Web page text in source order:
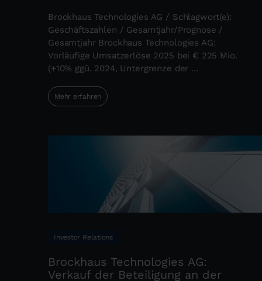
Brockhaus Technologies AG / Schlagwort(e):
Geschäftszahlen / Gesamtjahr/Prognose /
Gesamtjahr Brockhaus Technologies AG:
Vorläufige Umsatzerlöse 2025 bei € 225 Mio.
(+10% ggü. 2024, Untergrenze der ...
Mehr erfahren
Investor Relations
Brockhaus Technologies AG:
Verkauf der Beteiligung an der